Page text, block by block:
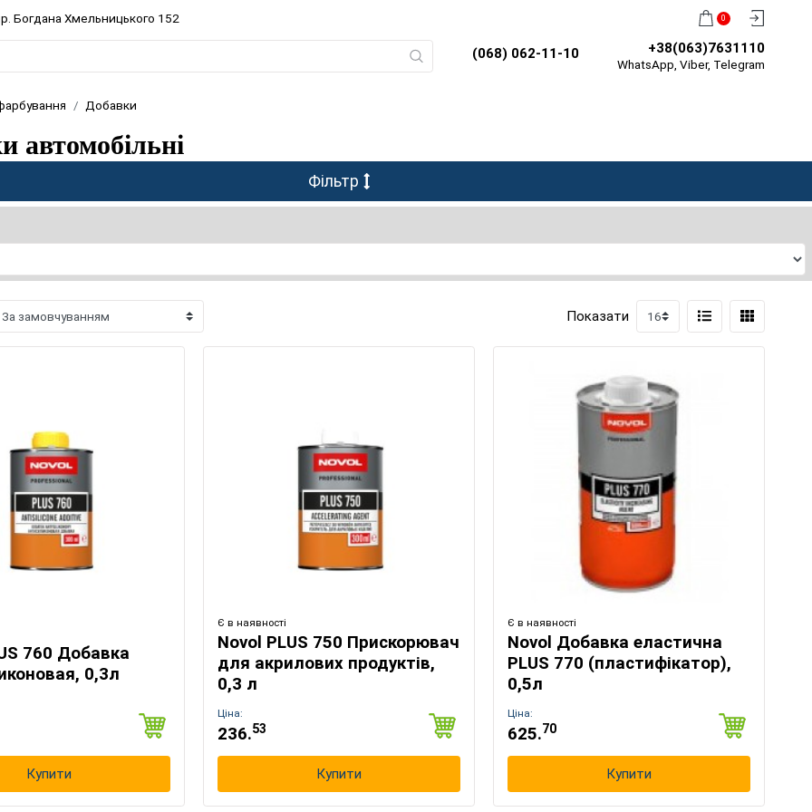
Богдана Хмельницького 152
(068) 062-11-10
0
+38(063)7631110
WhatsApp, Viber, Telegram
Добавки
автомобільні
Фільтр
Показати
760 Добавка
0,3л
Купити
Є в наявності
Novol PLUS 750 Прискорювач
для акрилових продуктів,
0,3 л
Ціна:
236.53
Купити
Є в наявності
Novol Добавка еластична
PLUS 770 (пластифікатор),
0,5л
Ціна:
625.70
Купити